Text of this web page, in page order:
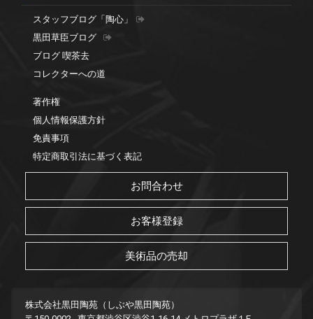
スタッフブログ「陶心」
黒田草臣ブログ
ブログ 喫茶去
コレクターへの道
著作権
個人情報保護方針
免責事項
特定商取引法に基づく表記
お問合わせ
お客様登録
美術品の売却
株式会社黒田陶苑（しぶや黒田陶苑）